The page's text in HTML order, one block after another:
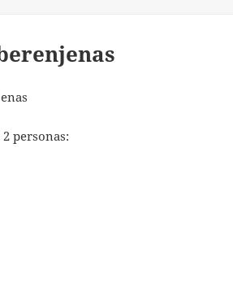
personas:
de berenjenas